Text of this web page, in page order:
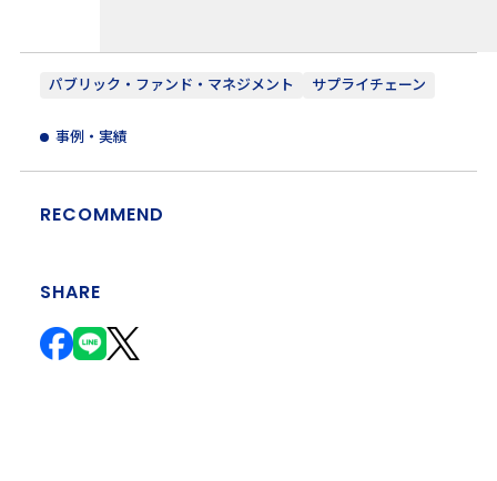
パブリック・ファンド・マネジメント サプライチェーン
事例・実績
RECOMMEND
SHARE